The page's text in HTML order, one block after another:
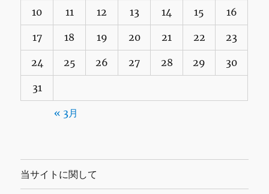
10 11 12 13 14 15 16
17 18 19 20 21 22 23
24 25 26 27 28 29 30
31
« 3月
当サイトに関して